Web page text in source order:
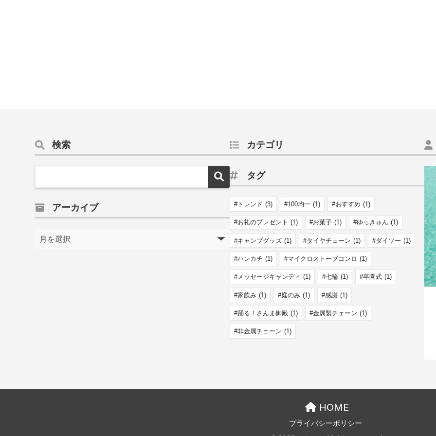
検索
アーカイブ
カテゴリ
タグ
トレンド (3) 100均一 (1) おすすめ (1)
お礼のプレゼント (1) お菓子 (1) ゆっきゅん (1)
キャンプグッズ (1) タイヤチェーン (1) ダイソー (1)
ハンカチ (1) マイクロストーブコンロ (1)
メッセージキャンディ (1) 七輪 (1) 卒園式 (1)
家飲み (1) 庭のみ (1) 感謝 (1)
踊る！さんま御殿 (1) 金属製チェーン (1)
非金属チェーン (1)
HOME
プライバシーポリシー